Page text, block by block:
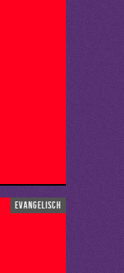
evangelisch